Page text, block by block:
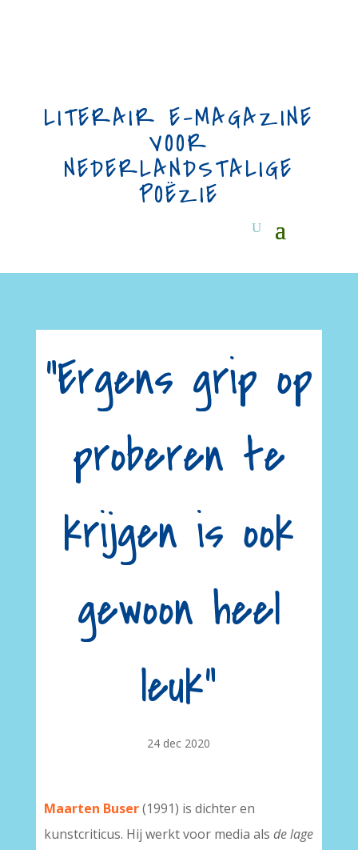
LITERAIR E-MAGAZINE
VOOR
NEDERLANDSTALIGE
POËZIE
“Ergens grip op
proberen te
krijgen is ook
gewoon heel
leuk”
24 dec 2020
Maarten Buser(1991) is dichter en
kunstcriticus. Hij werkt voor media als de lage